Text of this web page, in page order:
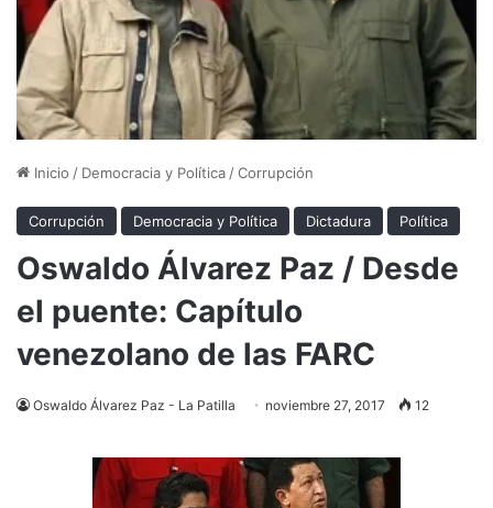
Inicio / Democracia y Política/Corrupción
Corrupción Democracia y Política Dictadura Política
Oswaldo Álvarez Paz / Desde
el puente: Capítulo
venezolano de las FARC
Oswaldo Álvarez Paz - La Patilla noviembre 27, 2017 12